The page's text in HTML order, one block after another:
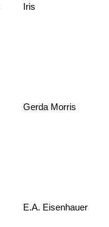
Iris
Gerda Morris
E.A. Eisenhauer